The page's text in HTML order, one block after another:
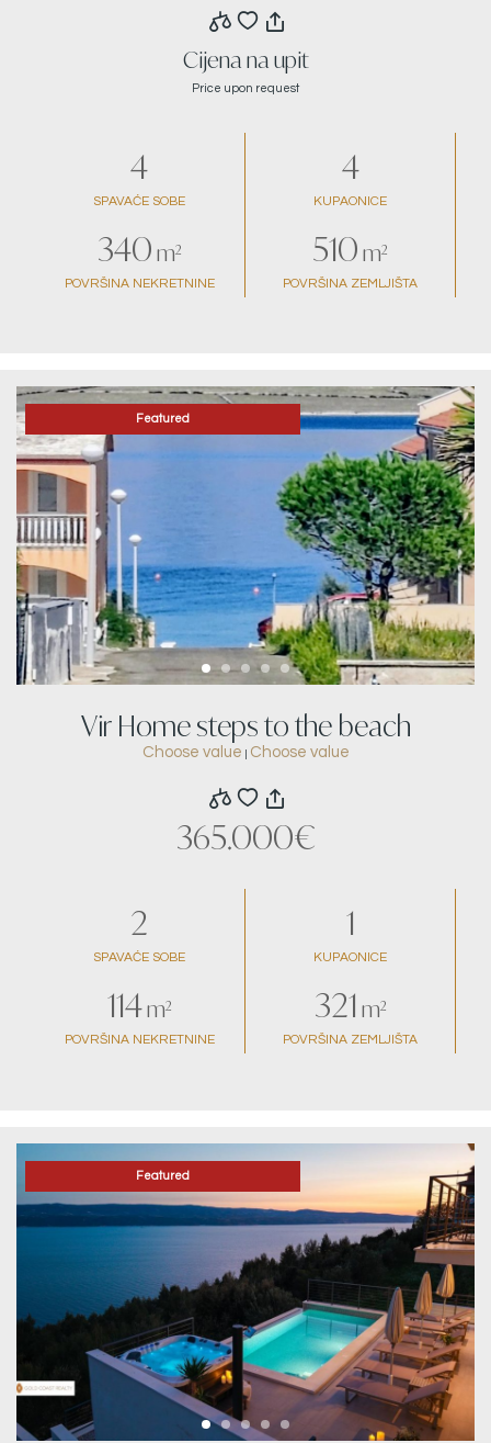
Cijena na upit
Price upon request
4
SPAVAĆE SOBE
4
KUPAONICE
340 m²
POVRŠINA NEKRETNINE
510 m²
POVRŠINA ZEMLJIŠTA
Featured
Vir Home steps to the beach
Choose value Choose value
365.000€
2
SPAVAĆE SOBE
1
KUPAONICE
114m²
POVRŠINA NEKRETNINE
321 m²
POVRŠINA ZEMLJIŠTA
Featured